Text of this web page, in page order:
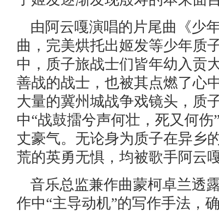
由阿云嘎演唱的片尾曲《少
曲，完美烘托出姬发等少年质
中，质子旅战士们皆年幼入贡
善战的战士，也被其点燃了心
大量的冀州城战争戏镜头，质
中“战鼓擂兮声何壮，死又何
丈豪气。无论身为质子在异乡
荒的英勇无惧，均被歌手阿云
音乐总监兼作曲蒙柯卓兰透
作中“主导动机”的写作手法，